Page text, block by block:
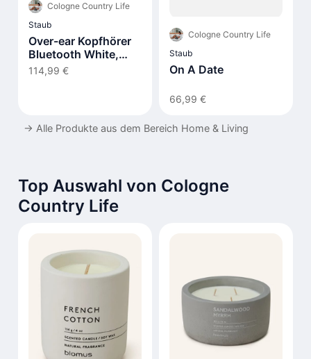
Cologne Country Life
Staub
Over-ear Kopfhörer
Bluetooth White,
TAH8506WT/00
114,99 €
Cologne Country Life
Staub
On A Date
66,99 €
→ Alle Produkte aus dem Bereich Home & Living
Top Auswahl von Cologne
Country Life